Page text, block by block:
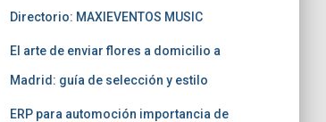
Directorio: MAXIEVENTOS MUSIC
El arte de enviar flores a domicilio a
Madrid: guía de selección y estilo
ERP para automoción importancia de